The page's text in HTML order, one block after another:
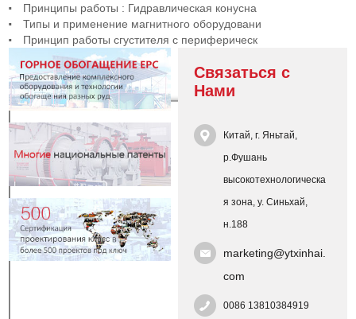
Принципы работы : Гидравлическая конусна
Типы и применение магнитного оборудовани
Принцип работы сгустителя с периферическ
Связаться с
Нами
Китай, г. Яньтай,
р.Фушань
высокотехнологическа
я зона, у. Синьхай,
н.188
marketing@ytxinhai.
com
0086 13810384919